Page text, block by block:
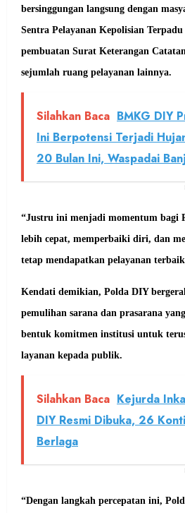
bersinggungan langsung dengan
Sentra Pelayanan Kepolisian
pembuatan Surat Keterangan
sejumlah ruang pelayanan lainnya.
Silahkan Baca BMKG DIY
Ini Berpotensi Terjadi
20 Bulan Ini, Waspadai
“Justru ini menjadi momentum bagi
lebih cepat, memperbaiki diri, dan
tetap mendapatkan pelayanan
Kendati demikian, Polda DIY
pemulihan sarana dan prasarana
bentuk komitmen institusi untuk
layanan kepada publik.
Silahkan Baca Kejurda
DIY Resmi Dibuka, 26
Berlaga
“Dengan langkah percepatan ini,